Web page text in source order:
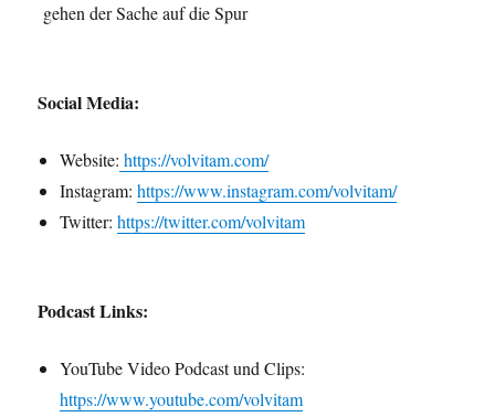
gehen der Sache auf die Spur
Social Media:
Website: https://volvitam.com/
Instagram:https://www.instagram.com/volvitam/
Twitter:https://twitter.com/volvitam
Podcast Links:
YouTube Video Podcast und Clips:
https://www.youtube.com/volvitam